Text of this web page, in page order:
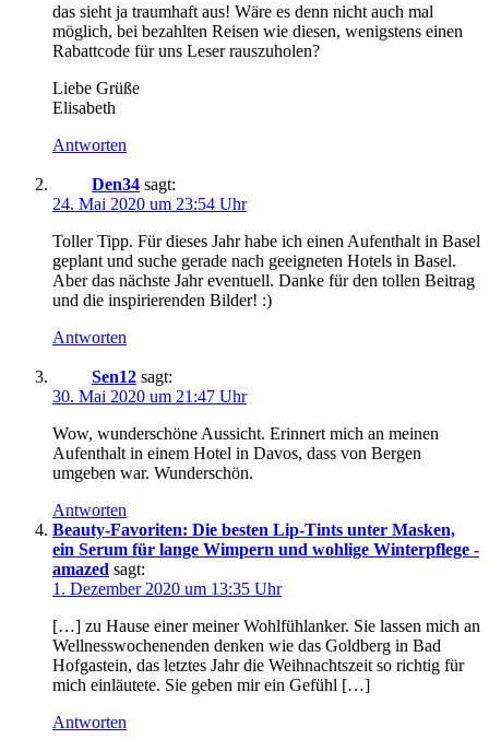
das sieht ja traumhaft aus! Wäre es denn nicht auch mal
möglich, bei bezahlten Reisen wie diesen, wenigstens einen
Rabattcode für uns Leser rauszuholen?
Liebe Grüße
Elisabeth
Antworten
Den34 sagt:
24. Mai 2020 um 23:54 Uhr
Toller Tipp. Für dieses Jahr habe ich einen Aufenthalt in Basel
geplant und suche gerade nach geeigneten Hotels in Basel.
Aber das nächste Jahr eventuell. Danke für den tollen Beitrag
und die inspirierenden Bilder! :)
Antworten
Sen12 sagt:
30. Mai 2020 um 21:47 Uhr
Wow, wunderschöne Aussicht. Erinnert mich an meinen
Aufenthalt in einem Hotel in Davos, dass von Bergen
umgeben war. Wunderschön.
Antworten
Beauty-Favoriten: Die besten Lip-Tints unter Masken,
ein Serum für lange Wimpern und wohlige Winterpflege -
amazed sagt:
1. Dezember 2020 um 13:35 Uhr
[…] zu Hause einer meiner Wohlfühlanker. Sie lassen mich an
Wellnesswochenenden denken wie das Goldberg in Bad
Hofgastein, das letztes Jahr die Weihnachtszeit so richtig für
mich einläutete. Sie geben mir ein Gefühl […]
Antworten